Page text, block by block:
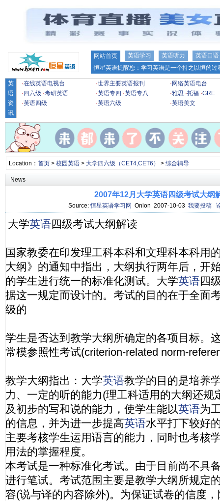
网站首页 英语学习 英语听力
英语口语
恒星英语提醒您：学习英语是一个持之以恒的
英
语
资
讯
·在线英语电视台 ·世界主要英语报刊 · 网络英语电台
· 四六级 ·考研英语 ·英语专四 ·英语专八 ·雅思 ·托福 ·GRE
·英语四级 ·英语六级 ·英语美文
Location： 首页> 校园英语> 大学四六级（CET4,CET6） > 综合辅导
News
2007年12月大学英语四级考试大纲
Source:恒星英语学习网 Onion 2007-10-03 我要投稿
大学英语四级考试大纲解读
国家教委在印发理工科本科和文理科本科用
大纲》的通知中指出，大纲执行两年后，开
的学生进行统一的标准化测试。大学英语四
据这一规定而设计的。考试的目的在于全面
级的
学生是否达到教学大纲所确定的各项目标。
常模参照性考试(criterion-related norm-
教学大纲指出：大学英语教学的目的是培养
力、一定的听的能力(理工科适用的大纲还规
及初步的写和说的能力，使学生能以英语为
的信息，并为进一步提高英语水平打下较好
主要考核学生运用语言的能力，同时也考核
用法的掌握程度。
本考试是一种标准化考试。由于目前尚不具
进行笔试。考试范围主要是教学大纲所规定
容(说与译的内容除外)。为保证试卷的信度